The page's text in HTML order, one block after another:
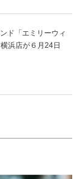
ド「エミリーウィ
浜店が６月24日